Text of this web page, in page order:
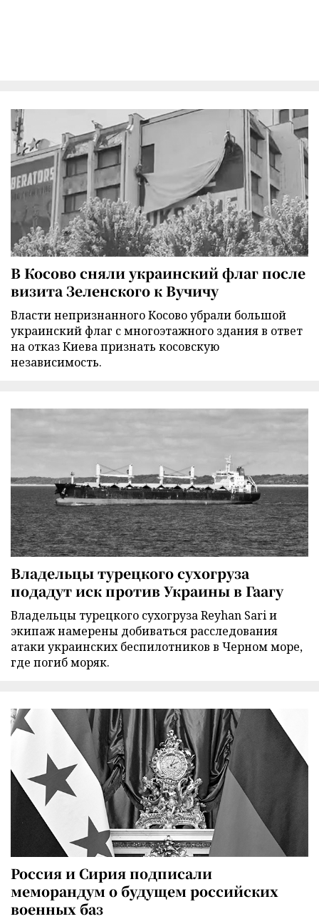
В Косово сняли украинский флаг после
визита Зеленского к Вучичу
Власти непризнанного Косово убрали большой
украинский флаг с многоэтажного здания в ответ
на отказ Киева признать косовскую
независимость.
Владельцы турецкого сухогруза
подадут иск против Украины в Гаагу
Владельцы турецкого сухогруза Reyhan Sari и
экипаж намерены добиваться расследования
атаки украинских беспилотников в Черном море,
где погиб моряк.
Россия и Сирия подписали
меморандум о будущем российских
военных баз